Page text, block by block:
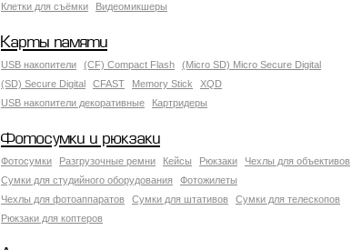
Клетки для съёмки
Видеомикшеры
Карты памяти
USB накопители (CF) Compact Flash
(Micro SD) Micro Secure Digital
(SD) Secure Digital
CFAST Memory Stick
XQD
USB накопители декоративные
Картридеры
Фотосумки и рюкзаки
Фотосумки Разгрузочные ремни Кейсы Рюкзаки
Чехлы для объективов
Сумки для студийного оборудования
Фотожилеты
Чехлы для фотоаппаратов
Сумки для штативов
Сумки для телескопов
Рюкзаки для коптеров